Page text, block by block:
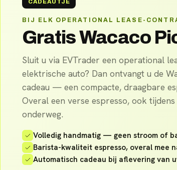
CADEAUTJE
BIJ ELK OPERATIONAL LEASE-
Gratis Wacaco
Sluit u via EVTrader een operational
elektrische auto? Dan ontvangt u de
cadeau — een compacte, draagbare
Overal een verse espresso, ook
onderweg.
Volledig handmatig — geen stroom of
Barista-kwaliteit espresso, overal mee
Automatisch cadeau bij aflevering van